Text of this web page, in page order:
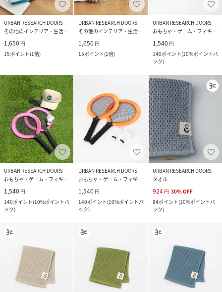
URBAN RESEARCH DOORS
その他のインテリア・生活雑貨
1,650 円
15ポイント(1倍)
URBAN RESEARCH DOORS
その他のインテリア・生活雑貨
1,650 円
15ポイント(1倍)
URBAN RESEARCH DOORS
おもちゃ・ゲーム・フィギュア
1,540 円
140ポイント(10%ポイントバ
ック)
URBAN RESEARCH DOORS
おもちゃ・ゲーム・フィギュア
1,540 円
140ポイント(10%ポイントバ
ック)
URBAN RESEARCH DOORS
おもちゃ・ゲーム・フィギュア
1,540 円
140ポイント(10%ポイントバ
ック)
URBAN RESEARCH DOORS
タオル
924 円 30%OFF
84ポイント(10%ポイントバ
ック)